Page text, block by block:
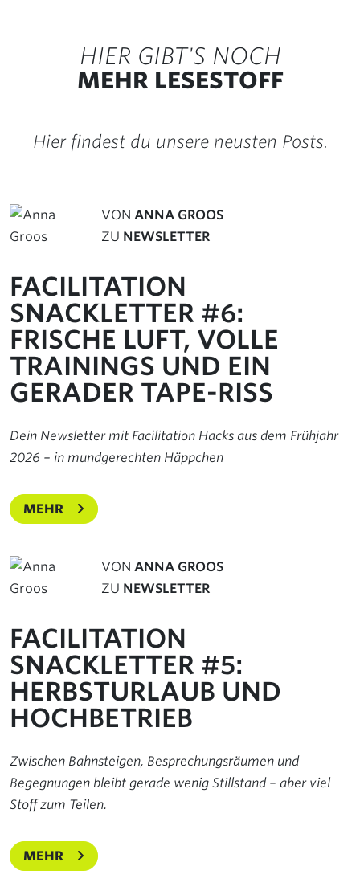
HIER GIBT'S NOCH
MEHR LESESTOFF
Hier findest du unsere neusten Posts.
VON ANNA GROOS
ZU NEWSLETTER
FACILITATION
SNACKLETTER #6:
FRISCHE LUFT, VOLLE
TRAININGS UND EIN
GERADER TAPE-RISS
Dein Newsletter mit Facilitation Hacks aus dem Frühjahr
2026 – in mundgerechten Häppchen
MEHR
VON ANNA GROOS
ZU NEWSLETTER
FACILITATION
SNACKLETTER #5:
HERBSTURLAUB UND
HOCHBETRIEB
Zwischen Bahnsteigen, Besprechungsräumen und
Begegnungen bleibt gerade wenig Stillstand – aber viel
Stoff zum Teilen.
MEHR